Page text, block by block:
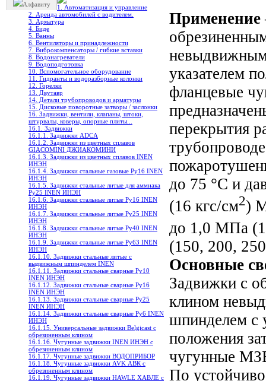
Алфавиту
1. Автоматизация и управление
2. Аренда автомобилей с водителем.
3. Арматура
4. Биде
5. Ванны
6. Вентиляторы и принадлежности
7. Виброкомпенсаторы / гибкие вставки
8. Водонагреватели
9. Водоподготовка
10. Вспомогательное оборудование
11. Гидранты и водоразборные колонки
12. Горелки
13. Двутавр
14. Детали трубопроводов и арматуры
15. Дисковые поворотные затворы / заслонки
16. Задвижки, вентили, клапаны, штоки,
штурвалы, коверы, опорные плиты...
16.1. Задвижки
16.1.1. Задвижки ADCA
16.1.2. Задвижки из цветных сплавов
GIACOMINI ДЖИАКОМИНИ
16.1.3. Задвижки из цветных сплавов INEN
ИНЭН
16.1.4. Задвижки стальные газовые Ру16 INEN
ИНЭН
16.1.5. Задвижки стальные литые для аммиака
Ру25 INEN ИНЭН
16.1.6. Задвижки стальные литые Ру16 INEN
ИНЭН
16.1.7. Задвижки стальные литые Ру25 INEN
ИНЭН
16.1.8. Задвижки стальные литые Ру40 INEN
ИНЭН
16.1.9. Задвижки стальные литые Ру63 INEN
ИНЭН
16.1.10. Задвижки стальные литые с
выдвижным шпинделем INEN
16.1.11. Задвижки стальные сварные Ру10
INEN ИНЭН
16.1.12. Задвижки стальные сварные Ру16
INEN ИНЭН
16.1.13. Задвижки стальные сварные Ру25
INEN ИНЭН
16.1.14. Задвижки стальные сварные Ру6 INEN
ИНЭН
16.1.15. Универсальные задвижки Belgicast с
обрезиненным клином
16.1.16. Чугунные задвижки INEN ИНЭН c
обрезиненным клином
16.1.17. Чугунные задвижки ВОДОПРИБОР
16.1.18. Чугунные задвижки AVK АВК с
обрезиненным клином
16.1.19. Чугунные задвижки HAWLE ХАВЛЕ с
Применение
указателем
фланцевые
перекрытия
до 75 °С и
(16 кгс/см2)
до 1,0 МПа
(150, 200,
Основные
Задвижки с
клином
шпинделем с
положения
чугунные
По